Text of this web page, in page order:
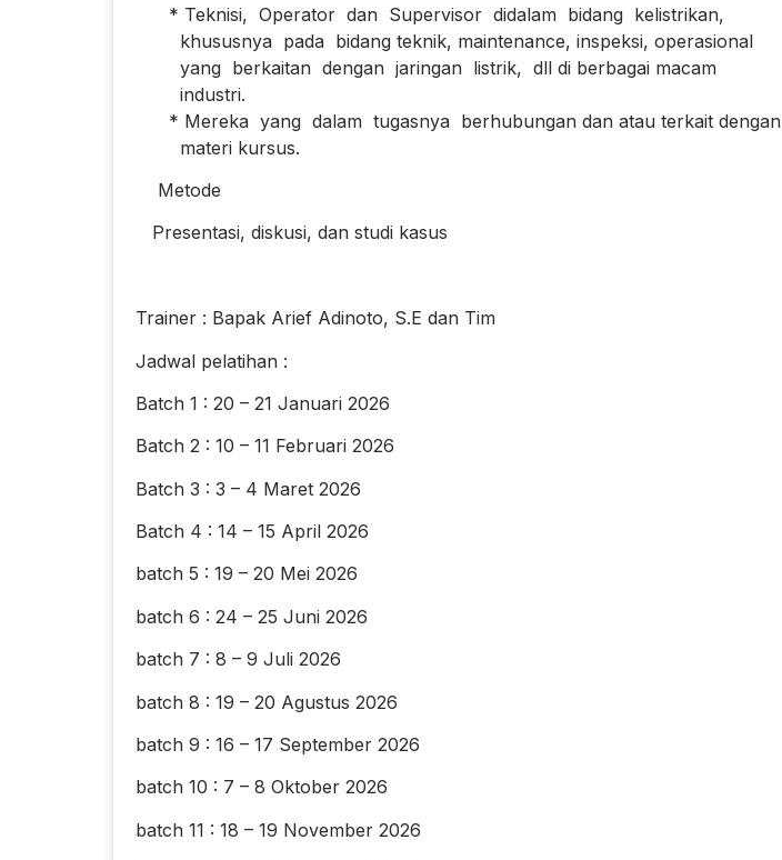
* Teknisi, Operator dan Supervisor didalam bidang kelistrikan,
khususnya pada bidang teknik, maintenance, inspeksi, operasional
yang berkaitan dengan jaringan listrik, dll di berbagai macam
industri.
* Mereka yang dalam tugasnya berhubungan dan atau terkait dengan
materi kursus.
Metode
Presentasi, diskusi, dan studi kasus
Trainer : Bapak Arief Adinoto, S.E dan Tim
Jadwal pelatihan :
Batch 1 : 20 – 21 Januari 2026
Batch 2 : 10 – 11 Februari 2026
Batch 3 : 3 – 4 Maret 2026
Batch 4 : 14 – 15 April 2026
batch 5 : 19 – 20 Mei 2026
batch 6 : 24 – 25 Juni 2026
batch 7 : 8 – 9 Juli 2026
batch 8 : 19 – 20 Agustus 2026
batch 9 : 16 – 17 September 2026
batch 10 : 7 – 8 Oktober 2026
batch 11 : 18 – 19 November 2026